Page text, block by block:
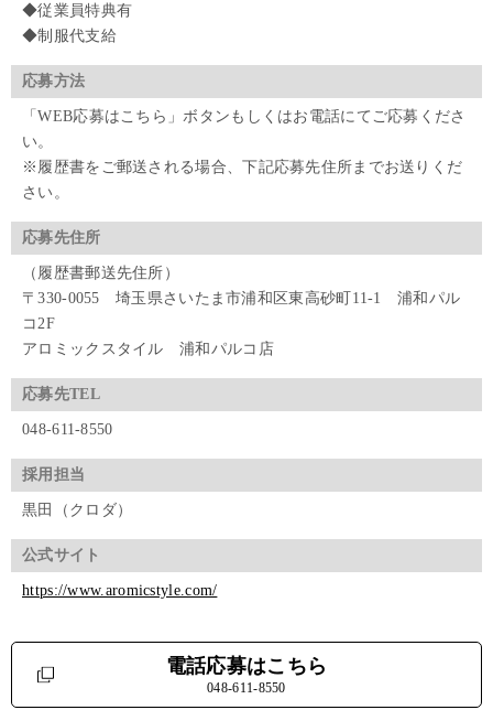
◆従業員特典有
◆制服代支給
応募方法
「WEB応募はこちら」ボタンもしくはお電話にてご応募くださ
い。
※履歴書をご郵送される場合、下記応募先住所までお送りくだ
さい。
応募先住所
（履歴書郵送先住所）
〒330-0055 埼玉県さいたま市浦和区東高砂町11-1 浦和パル
コ2F
アロミックスタイル 浦和パルコ店
応募先TEL
048-611-8550
採用担当
黒田（クロダ）
公式サイト
https://www.aromicstyle.com/
電話応募はこちら
048-611-8550